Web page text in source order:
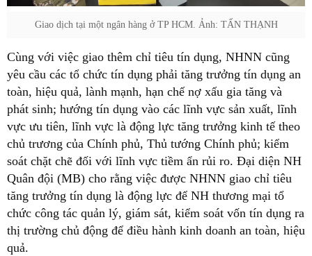
Giao dịch tại một ngân hàng ở TP HCM. Ảnh: TẤN THẠNH
Cùng với việc giao thêm chỉ tiêu tín dụng, NHNN cũng
yêu cầu các tổ chức tín dụng phải tăng trưởng tín dụng an
toàn, hiệu quả, lành mạnh, hạn chế nợ xấu gia tăng và
phát sinh; hướng tín dụng vào các lĩnh vực sản xuất, lĩnh
vực ưu tiên, lĩnh vực là động lực tăng trưởng kinh tế theo
chủ trương của Chính phủ, Thủ tướng Chính phủ; kiểm
soát chặt chẽ đối với lĩnh vực tiềm ẩn rủi ro. Đại diện NH
Quân đội (MB) cho rằng việc được NHNN giao chỉ tiêu
tăng trưởng tín dụng là động lực để NH thương mại tổ
chức công tác quản lý, giám sát, kiểm soát vốn tín dụng ra
thị trường chủ động để điều hành kinh doanh an toàn, hiệu
quả.